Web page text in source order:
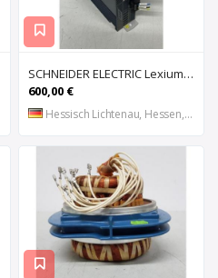
SCHNEIDER ELECTRIC Lexium 32 LXM32MU90M2 AC-Servoantrieb, Servoregler, Antriebsregler, Serv
600,00 €
Hessisch Lichtenau, Hessen, DE